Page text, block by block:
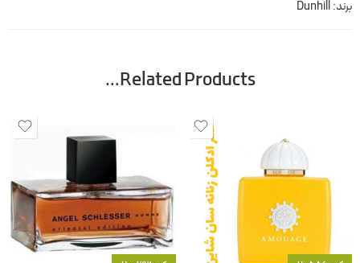
برند:Dunhill
Related Products…